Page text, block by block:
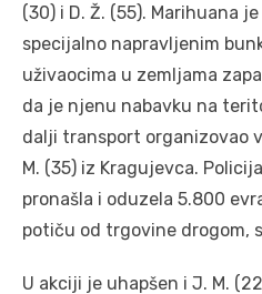
(30) i D. Ž. (55). Marihuana
specijalno napravljenim
uživaocima u zemljama
da je njenu nabavku na
dalji transport organizovao
M. (35) iz Kragujevca.
pronašla i oduzela 5.800
potiču od trgovine drogom,
U akciji je uhapšen i J. M.